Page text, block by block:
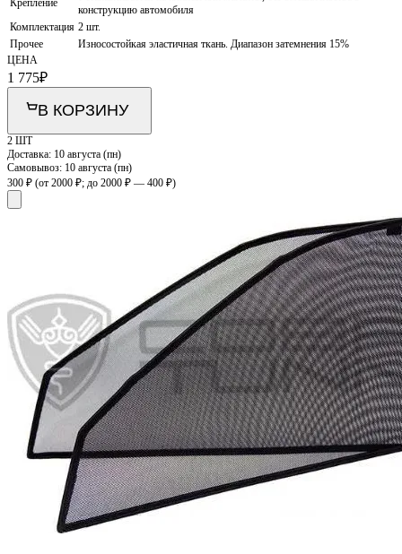
Крепление
конструкцию автомобиля
Комплектация 2 шт.
Прочее
Износостойкая эластичная ткань. Диапазон затемнения 15%
ЦЕНА
1 775₽
В КОРЗИНУ
2 ШТ
Доставка: 10 августа (пн)
Самовывоз: 10 августа (пн)
300 ₽ (от 2000 ₽; до 2000 ₽ — 400 ₽)